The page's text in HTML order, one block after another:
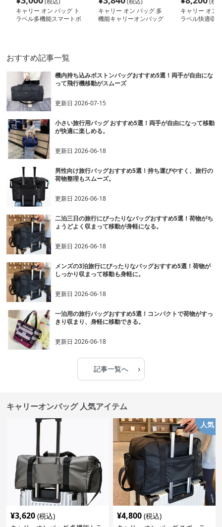
キャリー オン バッグ ト
ラベル多機能スマートボ
キャリー オン バッグ 多
機能キャリーオンバッグ
キャリー オン
ラベル快適収
おすすめ記事一覧
機内持ち込みボストンバッグおすすめ5選！両手が自由にな
って飛行機移動がスムーズ
更新日2026-07-15
小さい旅行用バッグ おすすめ5選！両手が自由になって移動
が快適に楽しめる。
更新日2026-06-18
男性向け旅行バッグおすすめ5選！持ち運びやすく、旅行の
荷物整理もスムーズ。
更新日2026-06-18
二泊三日の旅行にぴったりなバッグおすすめ5選！荷物がち
ょうどよく収まって移動が身軽になる。
更新日2026-06-18
メンズの3泊旅行にぴったりなバッグおすすめ5選！荷物が
しっかり収まって移動も身軽に。
更新日2026-06-18
一泊用の旅行バッグおすすめ5選！コンパクトで荷物がすっ
きり収まり、身軽に移動できる。
更新日2026-06-18
記事一覧へ ›
キャリーオンバッグ 人気アイテム
¥3,620 (税込)
人気
¥4,800 (税込)